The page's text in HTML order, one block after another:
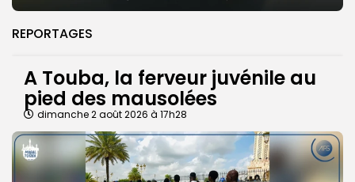
REPORTAGES
A Touba, la ferveur juvénile au
pied des mausolées
dimanche 2 août 2026 à 17h28